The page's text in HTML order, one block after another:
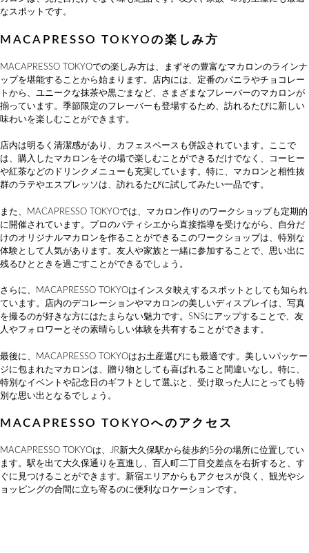
なスポットです。
MACAPRESSO TOKYOの楽しみ方
MACAPRESSO TOKYOでの楽しみ方は、まずその豊富なマカロンのラインナ
ップを堪能することから始まります。店内には、定番のバニラやチョコレー
トから、ユニークな抹茶や黒ごまなど、さまざまなフレーバーのマカロンが
揃っています。季節限定のフレーバーも登場するため、訪れるたびに新しい
味わいを楽しむことができます。
店内は明るく清潔感があり、カフェスペースも併設されています。ここで
は、購入したマカロンをその場で楽しむことができるだけでなく、コーヒー
や紅茶などのドリンクメニューも充実しています。特に、マカロンと相性抜
群のラテやエスプレッソは、訪れるたびに試してみたい一品です。
また、MACAPRESSO TOKYOでは、マカロン作りのワークショップも定期的
に開催されています。プロのパティシエから直接指導を受けながら、自分だ
けのオリジナルマカロンを作ることができるこのワークショップは、特別な
体験として人気があります。友人や家族と一緒に参加することで、思い出に
残るひとときを過ごすことができるでしょう。
さらに、MACAPRESSO TOKYOはインスタ映えするスポットとしても知られ
ています。店内のデコレーションやマカロンの美しいディスプレイは、写真
を撮るのが好きな方にはたまらない魅力です。SNSにアップすることで、友
人やフォロワーとその素晴らしい体験を共有することができます。
最後に、MACAPRESSO TOKYOはお土産選びにも最適です。美しいパッケー
ジに包まれたマカロンは、贈り物としても喜ばれること間違いなし。特に、
特別なイベントや記念日のギフトとして選ぶと、受け取った人にとっても特
別な思い出となるでしょう。
MACAPRESSO TOKYOへのアクセス
MACAPRESSO TOKYOは、JR新大久保駅から徒歩約5分の場所に位置してい
ます。駅を出て大久保通りを直進し、百人町二丁目交差点を右折すると、す
ぐに見つけることができます。新宿エリアからもアクセスが良く、観光やシ
ョッピングの合間に立ち寄るのに便利なロケーションです。